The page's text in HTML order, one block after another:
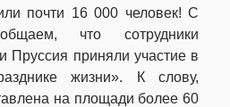
почти 16 000 человек! С
что сотрудники
Пруссия приняли участие в
жизни». К слову,
на площади более 60